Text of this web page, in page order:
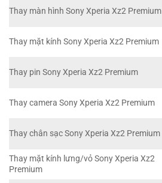
Thay màn hình Sony Xperia Xz2 Premium
Thay mặt kính Sony Xperia Xz2 Premium
Thay pin Sony Xperia Xz2 Premium
Thay camera Sony Xperia Xz2 Premium
Thay chân sạc Sony Xperia Xz2 Premium
Thay mặt kính lưng/vỏ Sony Xperia Xz2
Premium